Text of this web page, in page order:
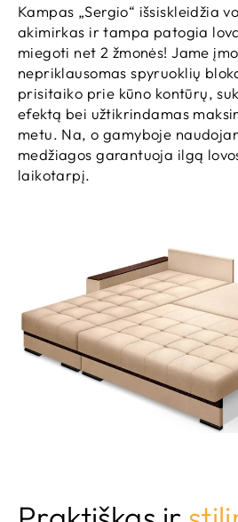
Kampas „Sergio“ išsiskleidžia
akimirkas ir tampa patogia
miegoti net 2 žmonės! Jame
nepriklausomas spyruoklių
prisitaiko prie kūno kontūrų,
efektą bei užtikrindamas
metu. Na, o gamyboje
medžiagos garantuoja ilgą
laikotarpį.